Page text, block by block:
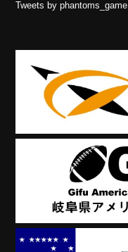
Tweets by phantoms_game